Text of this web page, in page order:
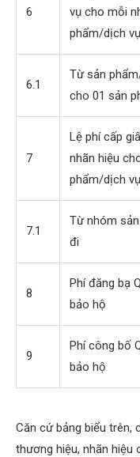
6
vụ cho mỗi
phẩm/dịch vụ
6.1
Từ sản
cho 01 sản
7
Lệ phí cấp
nhãn hiệu
phẩm/dịch
7.1
Từ nhóm
đi
8
Phí đăng bạ
bảo hộ
9
Phí công bố
bảo hộ
Căn cứ bảng biểu trên,
thương hiệu, nhãn hiệu